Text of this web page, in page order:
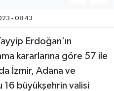
- 08:43
Erdoğan’ın
kararlarına göre 57 ile
İzmir, Adana ve
16 büyükşehrin valisi